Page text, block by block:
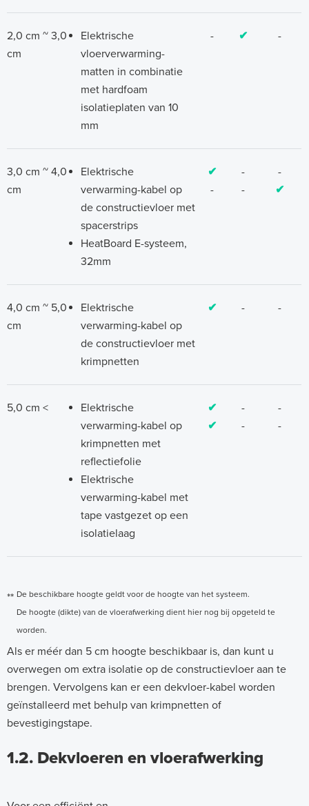
2,0 cm ~ 3,0
cm
Elektrische
vloerverwarming-
matten in combinatie
met hardfoam
isolatieplaten van 10
mm
- ✔ -
3,0 cm ~ 4,0
cm
Elektrische
verwarming-kabel op
de constructievloer met
spacerstrips
HeatBoard E-systeem,
32mm
✔
-
-
-
-
✔
4,0 cm ~ 5,0
cm
Elektrische
verwarming-kabel op
de constructievloer met
krimpnetten
✔ - -
5,0 cm <
Elektrische
verwarming-kabel op
krimpnetten met
reflectiefolie
Elektrische
verwarming-kabel met
tape vastgezet op een
isolatielaag
✔
✔
-
-
-
-
** De beschikbare hoogte geldt voor de hoogte van het systeem.
De hoogte (dikte) van de vloerafwerking dient hier nog bij opgeteld te
worden.
Als er méér dan 5 cm hoogte beschikbaar is, dan kunt u
overwegen om extra isolatie op de constructievloer aan te
brengen. Vervolgens kan er een dekvloer-kabel worden
geïnstalleerd met behulp van krimpnetten of
bevestigingstape.
1.2. Dekvloeren en vloerafwerking